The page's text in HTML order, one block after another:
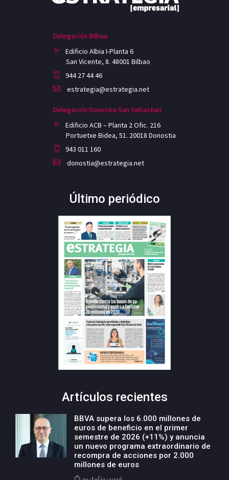
Delegación Bilbao
Edificio Albia I-Planta 6
San Vicente, 8. 48001 Bilbao
944 27 44 46
estrategia@estrategia.net
Delegación Donostia-San Sebastian
Edificio ACB – Planta 2 Ofic. 216
Portuetxe Bidea, 51. 20018 Donostia
943 011 160
donostia@estrategia.net
Último periódico
Artículos recientes
BBVA supera los 6.000 millones de
euros de beneficio en el primer
semestre de 2026 (+11%) y anuncia
un nuevo programa extraordinario de
recompra de acciones por 2.000
millones de euros